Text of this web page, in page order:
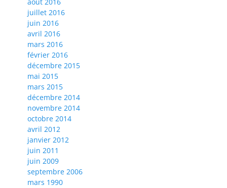
juillet 2016
juin 2016
avril 2016
mars 2016
février 2016
décembre 2015
mai 2015
mars 2015
décembre 2014
novembre 2014
octobre 2014
avril 2012
janvier 2012
juin 2011
juin 2009
septembre 2006
mars 1990